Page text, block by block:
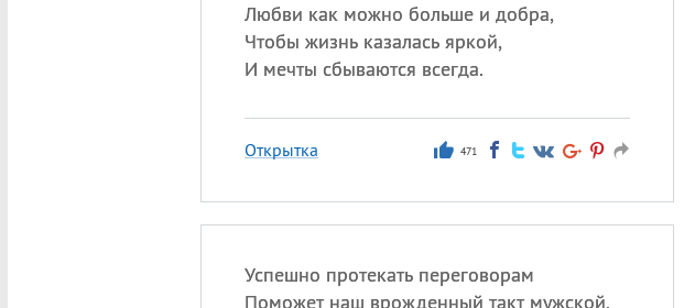
Любви как можно больше и добра,
Чтобы жизнь казалась яркой,
И мечты сбываются всегда.
Открытка 471
Успешно протекать переговорам
Поможет наш врожденный такт мужской,